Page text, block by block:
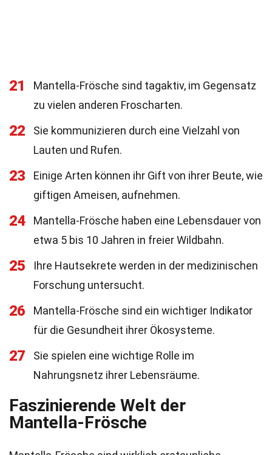
21
Mantella-Frösche sind tagaktiv, im Gegensatz
zu vielen anderen Froscharten.
22
Sie kommunizieren durch eine Vielzahl von
Lauten und Rufen.
23
Einige Arten können ihr Gift von ihrer Beute, wie
giftigen Ameisen, aufnehmen.
24
Mantella-Frösche haben eine Lebensdauer von
etwa 5 bis 10 Jahren in freier Wildbahn.
25
Ihre Hautsekrete werden in der medizinischen
Forschung untersucht.
26
Mantella-Frösche sind ein wichtiger Indikator
für die Gesundheit ihrer Ökosysteme.
27
Sie spielen eine wichtige Rolle im
Nahrungsnetz ihrer Lebensräume.
Faszinierende Welt der
Mantella-Frösche